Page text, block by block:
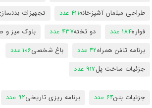
طراحی مبلمان آشپزخانه411 عدد تجهیزات
فواره184 عدد دو تخته437 عدد بلوک میز و
برنامه تلفن همراه42 عدد باغ شخصی106 عدد
جزئیات ساخت پل917 عدد
جزئیات بتن64 عدد برنامه ریزی تاریخی92 عدد